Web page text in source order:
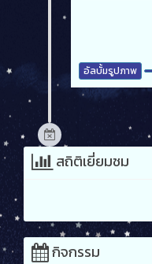
อัลบั้มรูปภาพ
สถิติเยี่ยมชม
กิจกรรม